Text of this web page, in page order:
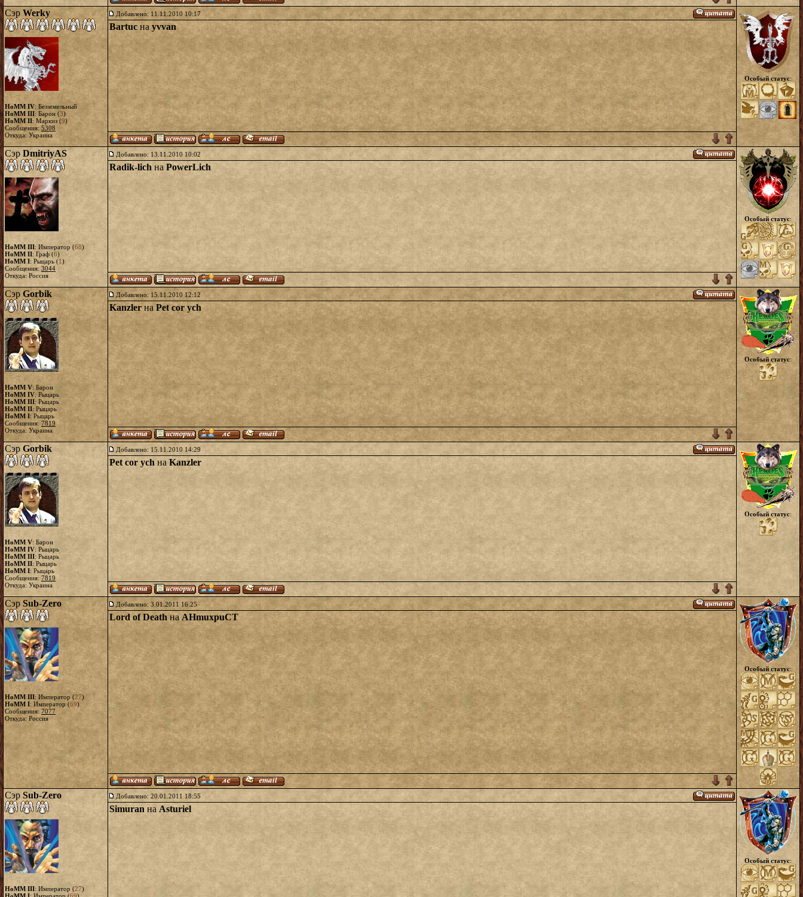
Сэр Werky
HoMM IV: Безземельный
HoMM III: Барон (3)
HoMM II: Маркиз (9)
Сообщения: 5308
Откуда: Украина
Добавлено: 11.11.2010 10:17
Bartuc на yvvan
Особый статус:
Сэр DmitriyAS
HoMM III: Император (68)
HoMM II: Граф (6)
HoMM I: Рыцарь (1)
Сообщения: 3044
Откуда: Россия
Добавлено: 13.11.2010 10:02
Radik-lich на PowerLich
Особый статус:
Сэр Gorbik
HoMM V: Барон
HoMM IV: Рыцарь
HoMM III: Рыцарь
HoMM II: Рыцарь
HoMM I: Рыцарь
Сообщения: 7819
Откуда: Украина
Добавлено: 15.11.2010 12:12
Kanzler на Pet cor ych
Особый статус:
Сэр Gorbik
HoMM V: Барон
HoMM IV: Рыцарь
HoMM III: Рыцарь
HoMM II: Рыцарь
HoMM I: Рыцарь
Сообщения: 7819
Откуда: Украина
Добавлено: 15.11.2010 14:29
Pet cor ych на Kanzler
Особый статус:
Сэр Sub-Zero
HoMM III: Император (27)
HoMM I: Император (69)
Сообщения: 7077
Откуда: Россия
Добавлено: 3.01.2011 16:25
Lord of Death на AHmuxpuCT
Особый статус:
Сэр Sub-Zero
HoMM III: Император (27)
Добавлено: 20.01.2011 18:55
Simuran на Asturiel
Особый статус: